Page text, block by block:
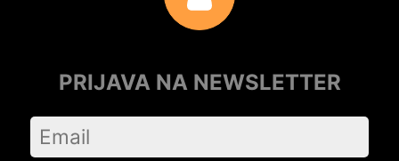
PRIJAVA NA NEWSLETTER